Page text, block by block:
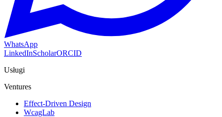
WhatsApp
LinkedInScholarORCID
Usługi
Ventures
Effect-Driven Design
WcagLab